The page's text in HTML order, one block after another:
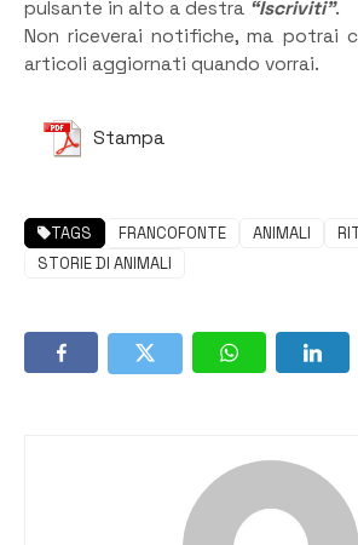
pulsante in alto a destra “Iscriviti”.
Non riceverai notifiche, ma potrai
articoli aggiornati quando vorrai.
Stampa
TAGS FRANCOFONTE ANIMALI
STORIE DI ANIMALI